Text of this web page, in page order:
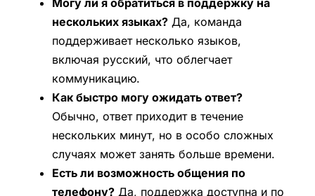
Могу ли я обратиться в поддержку на
нескольких языках?Да, команда
поддерживает несколько языков,
включая русский, что облегчает
коммуникацию.
Как быстро могу ожидать ответ?
Обычно, ответ приходит в течение
нескольких минут, но в особо сложных
случаях может занять больше времени.
Есть ли возможность общения по
телефону?Да, поддержка доступна и по